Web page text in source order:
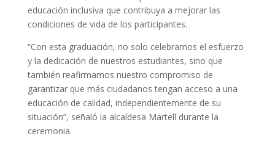
educación inclusiva que contribuya a mejorar las
condiciones de vida de los participantes.
“Con esta graduación, no solo celebramos el esfuerzo
y la dedicación de nuestros estudiantes, sino que
también reafirmamos nuestro compromiso de
garantizar que más ciudadanos tengan acceso a una
educación de calidad, independientemente de su
situación”, señaló la alcaldesa Martell durante la
ceremonia.